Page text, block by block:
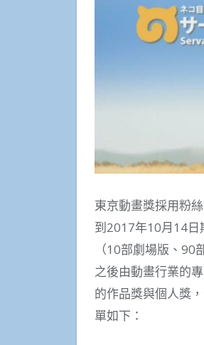
東京動畫獎採用粉
到2017年10月14日
（10部劇場版、90
之後由動畫行業的
的作品獎與個人獎
單如下：